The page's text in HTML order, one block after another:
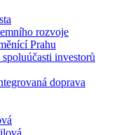
rozvoje
Prahu
investorů
doprava